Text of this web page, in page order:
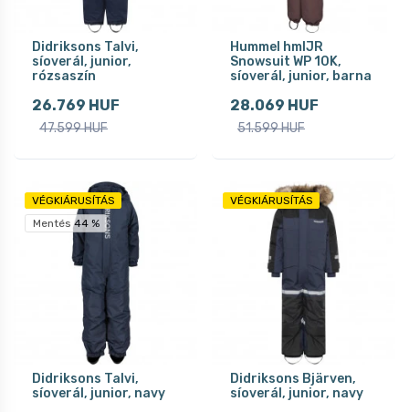
Didriksons Talvi,
síoverál, junior,
rózsaszín
26.769 HUF
47.599 HUF
Hummel hmlJR
Snowsuit WP 10K,
síoverál, junior, barna
28.069 HUF
51.599 HUF
VÉGKIÁRUSÍTÁS
Mentés 44 %
Didriksons Talvi,
síoverál, junior, navy
VÉGKIÁRUSÍTÁS
Didriksons Bjärven,
síoverál, junior, navy